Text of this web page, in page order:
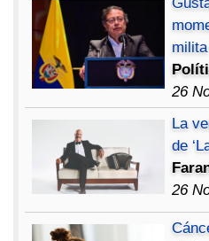
milita
26
La
de
26